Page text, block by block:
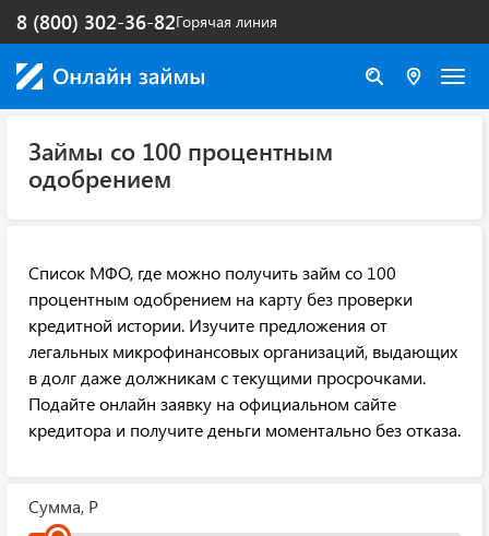
Горячая линия
8 (800) 302-36-82
Займы со 100 процентным
одобрением
Список МФО, где можно получить займ со 100
процентным одобрением на карту без проверки
кредитной истории. Изучите предложения от
легальных микрофинансовых организаций, выдающих
в долг даже должникам с текущими просрочками.
Подайте онлайн заявку на официальном сайте
кредитора и получите деньги моментально без отказа.
Сумма, Р